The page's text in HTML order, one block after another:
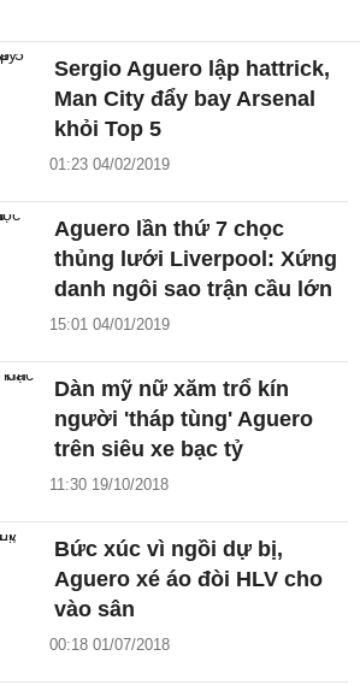
Sergio Aguero lập hattrick,
Man City đẩy bay Arsenal
khỏi Top 5
01:23 04/02/2019
Aguero lần thứ 7 chọc
thủng lưới Liverpool: Xứng
danh ngôi sao trận cầu lớn
15:01 04/01/2019
Dàn mỹ nữ xăm trổ kín
người 'tháp tùng' Aguero
trên siêu xe bạc tỷ
11:30 19/10/2018
Bức xúc vì ngồi dự bị,
Aguero xé áo đòi HLV cho
vào sân
00:18 01/07/2018